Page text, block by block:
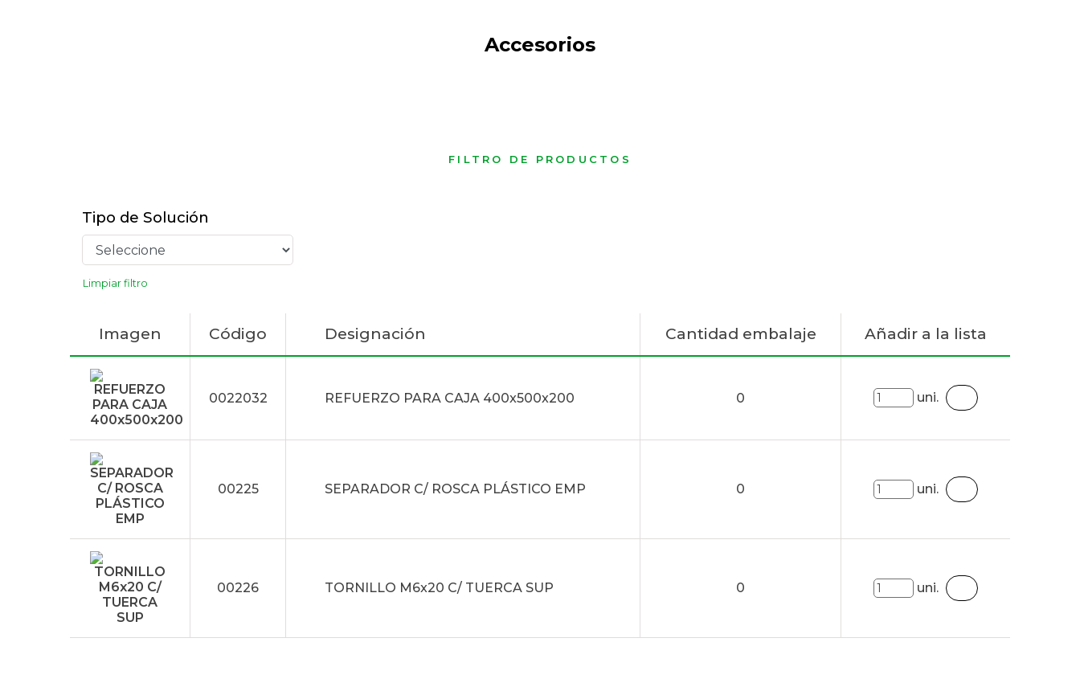
Accesorios
FILTRO DE PRODUCTOS
Tipo de Solución
Limpiar filtro
Imagen Código Designación Cantidad embalaje Añadir a la lista
0022032 REFUERZO PARA CAJA 400x500x200 0 uni.
00225 SEPARADOR C/ ROSCA PLÁSTICO EMP 0 uni.
00226 TORNILLO M6x20 C/ TUERCA SUP 0 uni.